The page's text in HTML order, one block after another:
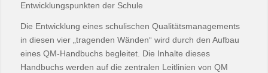
Entwicklungspunkten der Schule
Die Entwicklung eines schulischen Qualitätsmanagements
in diesen vier „tragenden Wänden“ wird durch den Aufbau
eines QM-Handbuchs begleitet. Die Inhalte dieses
Handbuchs werden auf die zentralen Leitlinien von QM